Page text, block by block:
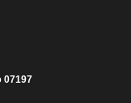
07197